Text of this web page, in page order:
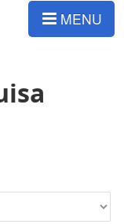
MENU